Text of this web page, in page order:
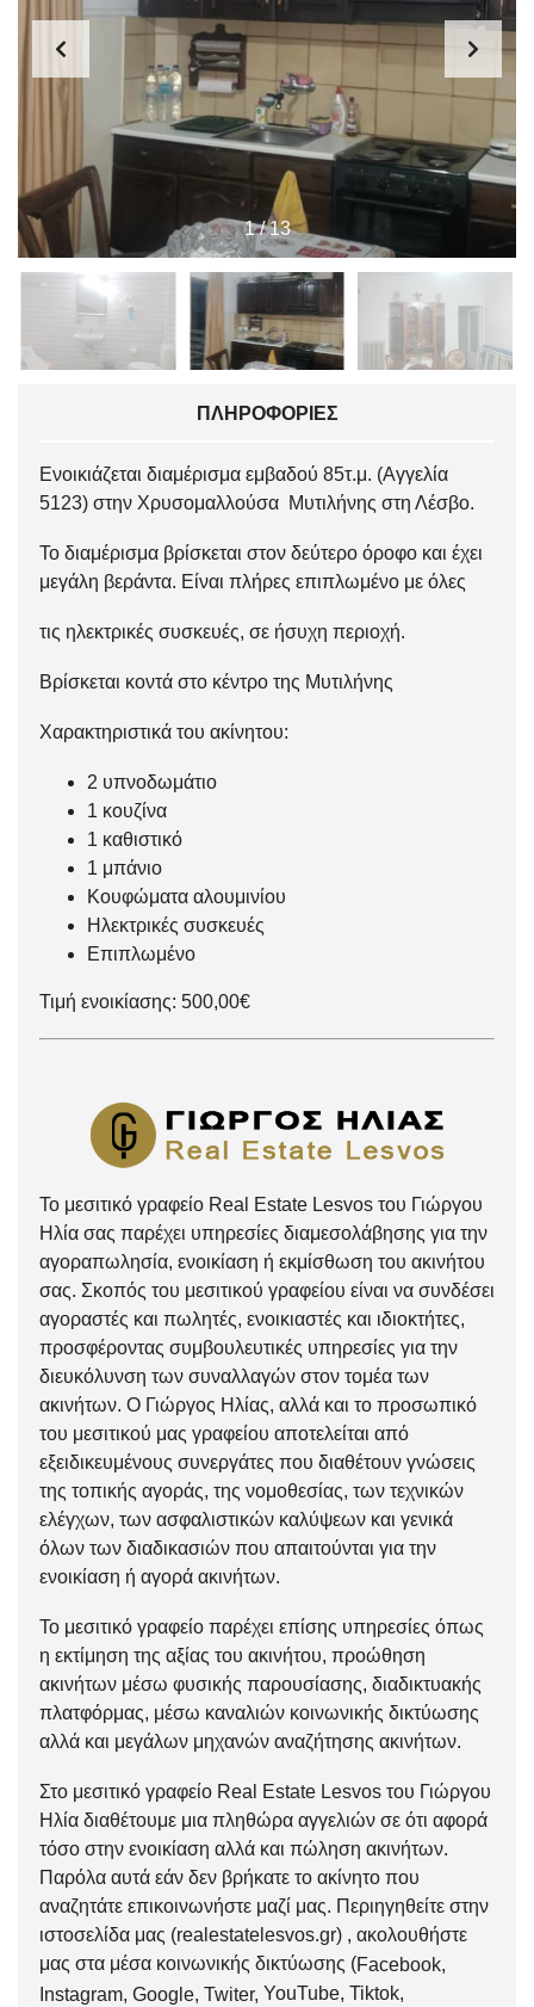
1/13
ΠΛΗΡΟΦΟΡΊΕΣ
Ενοικιάζεται διαμέρισμα εμβαδού 85τ.μ. (Αγγελία
5123) στην Χρυσομαλλούσα Μυτιλήνης στη Λέσβο.
Το διαμέρισμα βρίσκεται στον δεύτερο όροφο και έχει
μεγάλη βεράντα. Είναι πλήρες επιπλωμένο με όλες
τις ηλεκτρικές συσκευές, σε ήσυχη περιοχή.
Βρίσκεται κοντά στο κέντρο της Μυτιλήνης
Χαρακτηριστικά του ακίνητου:
2 υπνοδωμάτιο
1 κουζίνα
1 καθιστικό
1 μπάνιο
Κουφώματα αλουμινίου
Ηλεκτρικές συσκευές
Επιπλωμένο
Τιμή ενοικίασης: 500,00€
Το μεσιτικό γραφείο Real Estate Lesvos του Γιώργου
Ηλία σας παρέχει υπηρεσίες διαμεσολάβησης για την
αγοραπωλησία, ενοικίαση ή εκμίσθωση του ακινήτου
σας. Σκοπός του μεσιτικού γραφείου είναι να συνδέσει
αγοραστές και πωλητές, ενοικιαστές και ιδιοκτήτες,
προσφέροντας συμβουλευτικές υπηρεσίες για την
διευκόλυνση των συναλλαγών στον τομέα των
ακινήτων. Ο Γιώργος Ηλίας, αλλά και το προσωπικό
του μεσιτικού μας γραφείου αποτελείται από
εξειδικευμένους συνεργάτες που διαθέτουν γνώσεις
της τοπικής αγοράς, της νομοθεσίας, των τεχνικών
ελέγχων, των ασφαλιστικών καλύψεων και γενικά
όλων των διαδικασιών που απαιτούνται για την
ενοικίαση ή αγορά ακινήτων.
Το μεσιτικό γραφείο παρέχει επίσης υπηρεσίες όπως
η εκτίμηση της αξίας του ακινήτου, προώθηση
ακινήτων μέσω φυσικής παρουσίασης, διαδικτυακής
πλατφόρμας, μέσω καναλιών κοινωνικής δικτύωσης
αλλά και μεγάλων μηχανών αναζήτησης ακινήτων.
Στο μεσιτικό γραφείο Real Estate Lesvos του Γιώργου
Ηλία διαθέτουμε μια πληθώρα αγγελιών σε ότι αφορά
τόσο στην ενοικίαση αλλά και πώληση ακινήτων.
Παρόλα αυτά εάν δεν βρήκατε το ακίνητο που
αναζητάτε επικοινωνήστε μαζί μας. Περιηγηθείτε στην
ιστοσελίδα μας (realestatelesvos.gr) , ακολουθήστε
μας στα μέσα κοινωνικής δικτύωσης (Facebook,
Instagram, Google, Twiter, YouTube, Tiktok,